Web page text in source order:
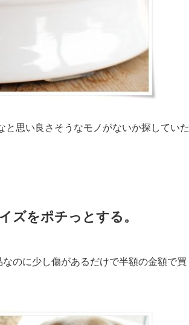
思い良さそうなモノがないか探していた
ズをポチっとする。
のに少し傷があるだけで半額の金額で買